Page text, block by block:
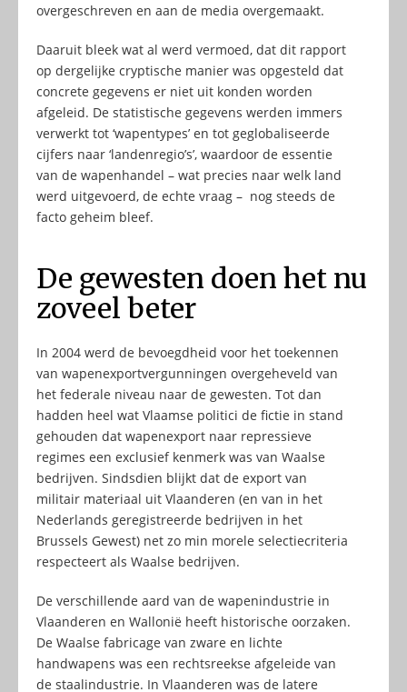
overgeschreven en aan de media overgemaakt.
Daaruit bleek wat al werd vermoed, dat dit rapport
op dergelijke cryptische manier was opgesteld dat
concrete gegevens er niet uit konden worden
afgeleid. De statistische gegevens werden immers
verwerkt tot ‘wapentypes’ en tot geglobaliseerde
cijfers naar ‘landenregio’s’, waardoor de essentie
van de wapenhandel – wat precies naar welk land
werd uitgevoerd, de echte vraag – nog steeds de
facto geheim bleef.
De gewesten doen het nu
zoveel beter
In 2004 werd de bevoegdheid voor het toekennen
van wapenexportvergunningen overgeheveld van
het federale niveau naar de gewesten. Tot dan
hadden heel wat Vlaamse politici de fictie in stand
gehouden dat wapenexport naar repressieve
regimes een exclusief kenmerk was van Waalse
bedrijven. Sindsdien blijkt dat de export van
militair materiaal uit Vlaanderen (en van in het
Nederlands geregistreerde bedrijven in het
Brussels Gewest) net zo min morele selectiecriteria
respecteert als Waalse bedrijven.
De verschillende aard van de wapenindustrie in
Vlaanderen en Wallonië heeft historische oorzaken.
De Waalse fabricage van zware en lichte
handwapens was een rechtsreekse afgeleide van
de staalindustrie. In Vlaanderen was de latere